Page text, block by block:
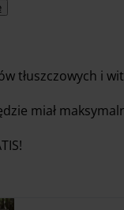
tłuszczowych i
miał